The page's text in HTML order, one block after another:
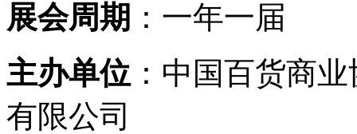
展会周期 ：一年一届
主办单位 ：中国百货商
有限公司